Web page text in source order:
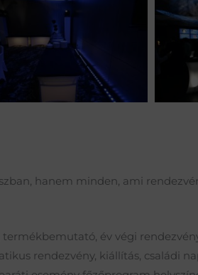
hanem minden, ami
év végi
rendezvény, kiállítás, családi